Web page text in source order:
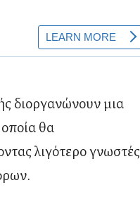
διοργανώνουν μια
θα
λιγότερο γνωστές